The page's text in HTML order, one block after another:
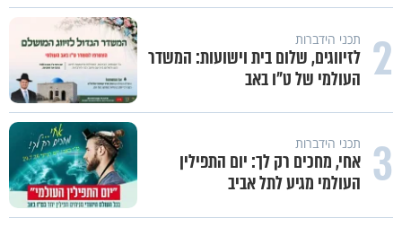
2 תכני הידברות
לזיווגים, שלום בית וישועות: המשדר
העולמי של ט"ו באב
3 תכני הידברות
אחי, מחכים רק לך: יום התפילין
העולמי מגיע לתל אביב